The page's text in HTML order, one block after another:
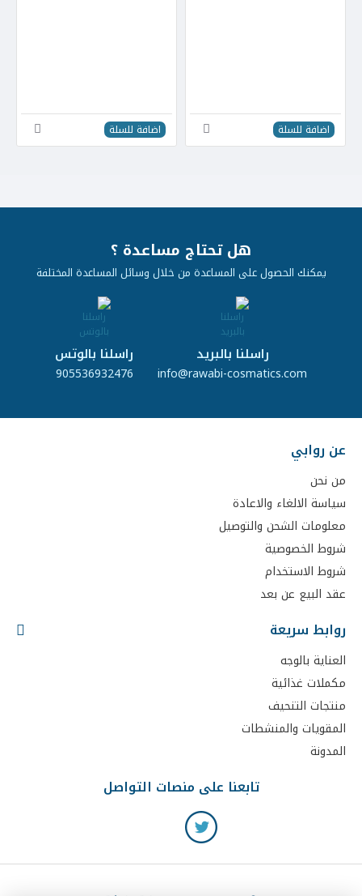
اضافة للسلة اضافة للسلة
هل تحتاج مساعدة ؟
يمكنك الحصول على المساعدة من خلال وسائل المساعدة المختلفة
راسلنا بالبريد
info@rawabi-cosmatics.com
راسلنا بالوتس
905536932476
عن روابي
من نحن
سياسة الالغاء والاعادة
معلومات الشحن والتوصيل
شروط الخصوصية
شروط الاستخدام
عقد البيع عن بعد
روابط سريعة
العناية بالوجه
مكملات غذائية
منتجات التنحيف
المقويات والمنشطات
المدونة
تابعنا على منصات التواصل